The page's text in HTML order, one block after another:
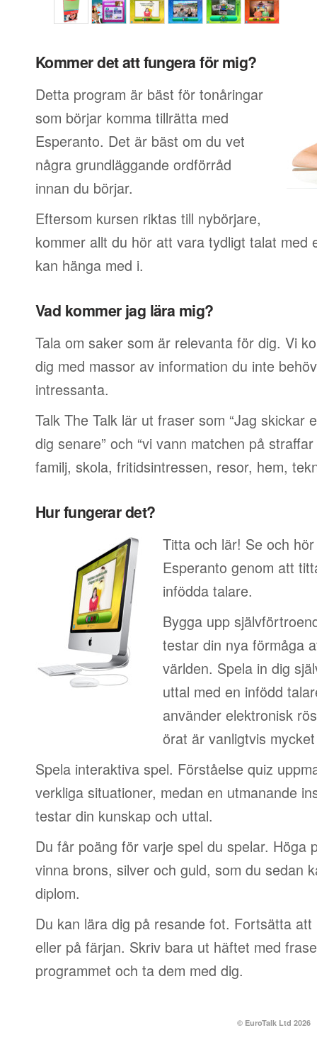
Kommer det att fungera för mig?
Detta program är bäst för tonåringar
som börjar komma tillrätta med
Esperanto. Det är bäst om du vet
några grundläggande ordförråd
innan du börjar.
Eftersom kursen riktas till nybörjare,
kommer allt du hör att vara tydligt talat med
kan hänga med i.
Vad kommer jag lära mig?
Tala om saker som är relevanta för dig. Vi
dig med massor av information du inte
intressanta.
Talk The Talk lär ut fraser som “Jag skickar
dig senare” och “vi vann matchen på
familj, skola, fritidsintressen, resor, hem,
Hur fungerar det?
Titta och lär! Se och
Esperanto genom att
infödda talare.
Bygga upp
testar din nya förmåga
världen. Spela in dig
uttal med en infödd
använder elektronisk
örat är vanligtvis
Spela interaktiva spel. Förståelse quiz
verkliga situationer, medan en utmanande
testar din kunskap och uttal.
Du får poäng för varje spel du spelar. Höga
vinna brons, silver och guld, som du sedan
diplom.
Du kan lära dig på resande fot. Fortsätta
eller på färjan. Skriv bara ut häftet med
programmet och ta dem med dig.
© EuroTalk Ltd 2026